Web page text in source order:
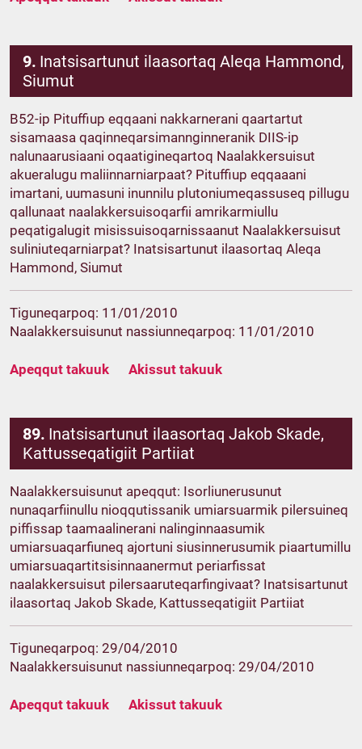
9. Inatsisartunut ilaasortaq Aleqa Hammond,
Siumut
B52-ip Pituffiup eqqaani nakkarnerani qaartartut
sisamaasa qaqinneqarsimannginneranik DIIS-ip
nalunaarusiaani oqaatigineqartoq Naalakkersuisut
akueralugu maliinnarniarpaat? Pituffiup eqqaaani
imartani, uumasuni inunnilu plutoniumeqassuseq pillugu
qallunaat naalakkersuisoqarfii amrikarmiullu
peqatigalugit misissuisoqarnissaanut Naalakkersuisut
suliniuteqarniarpat? Inatsisartunut ilaasortaq Aleqa
Hammond, Siumut
Tiguneqarpoq: 11/01/2010
Naalakkersuisunut nassiunneqarpoq: 11/01/2010
Apeqqut takuuk Akissut takuuk
89. Inatsisartunut ilaasortaq Jakob Skade,
Kattusseqatigiit Partiiat
Naalakkersuisunut apeqqut: Isorliunerusunut
nunaqarfiinullu nioqqutissanik umiarsuarmik pilersuineq
piffissap taamaalinerani nalinginnaasumik
umiarsuaqarfiuneq ajortuni siusinnerusumik piaartumillu
umiarsuaqartitsisinnaanermut periarfissat
naalakkersuisut pilersaaruteqarfingivaat? Inatsisartunut
ilaasortaq Jakob Skade, Kattusseqatigiit Partiiat
Tiguneqarpoq: 29/04/2010
Naalakkersuisunut nassiunneqarpoq: 29/04/2010
Apeqqut takuuk Akissut takuuk